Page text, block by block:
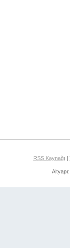
RSS Kaynağı |